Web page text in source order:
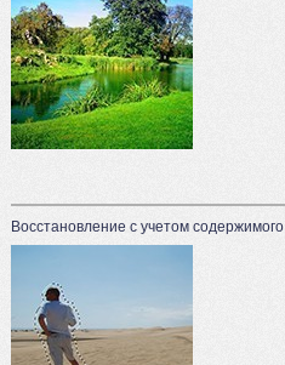
Восстановление с учетом содержимого